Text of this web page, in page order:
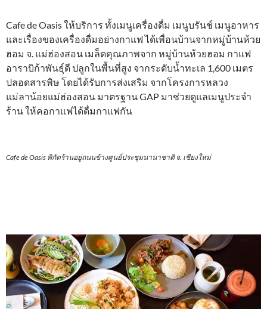
Cafe de Oasis ให้บริการ ทั้งเมนูเครื่องดื่ม เมนูบรันช์ เมนูอาหาร
และเรื่องของเครื่องดื่มอย่างกาแฟ ได้เพื่อนบ้านจากหมู่บ้านห้วย
ฮอม จ. แม่ฮ่องสอน เมล็ดคุณภาพจาก หมู่บ้านห้วยฮอม กาแฟ
อาราบิก้าพันธุ์ดี ปลูกในพื้นที่สูง จากระดับน้ำทะเล 1,600 เมตร
ปลอดสารพิษ โดยได้รับการส่งเสริม จากโครงการหลวง
แม่ลาน้อยแม่ฮ่องสอน มาตรฐาน GAP มาช่วยดูแลเมนูประจำ
ร้าน ให้คอกาแฟได้ดื่มกาแฟกัน
Cafe de Oasis พิกัดร้านอยู่ถนนข้างศูนย์ประชุมนานาชาติ จ. เชียงใหม่